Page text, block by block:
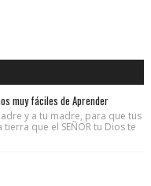
muy fáciles de Aprender
y a tu madre, para que tus
que el SEÑOR tu Dios te